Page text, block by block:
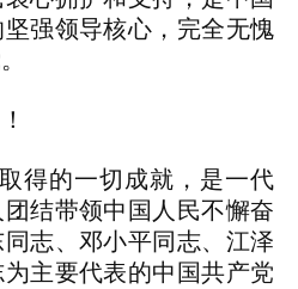
强领导核心，完全无愧
的一切成就，是一代
结带领中国人民不懈奋
志、邓小平同志、江泽
主要代表的中国共产党